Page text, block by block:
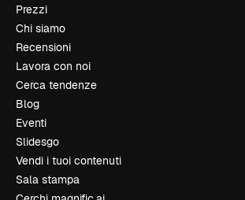
Prezzi
Chi siamo
Recensioni
Lavora con noi
Cerca tendenze
Blog
Eventi
Slidesgo
Vendi i tuoi contenuti
Sala stampa